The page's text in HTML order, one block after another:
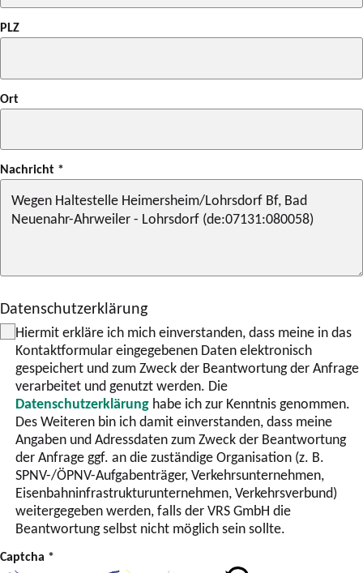
PLZ
Ort
Nachricht *
Datenschutzerklärung
Hiermit erkläre ich mich einverstanden, dass meine in das
Kontaktformular eingegebenen Daten elektronisch
gespeichert und zum Zweck der Beantwortung der Anfrage
verarbeitet und genutzt werden. Die
Datenschutzerklärung habe ich zur Kenntnis genommen.
Des Weiteren bin ich damit einverstanden, dass meine
Angaben und Adressdaten zum Zweck der Beantwortung
der Anfrage ggf. an die zuständige Organisation (z. B.
SPNV-/ÖPNV-Aufgabenträger, Verkehrsunternehmen,
Eisenbahninfrastrukturunternehmen, Verkehrsverbund)
weitergegeben werden, falls der VRS GmbH die
Beantwortung selbst nicht möglich sein sollte.
Captcha *